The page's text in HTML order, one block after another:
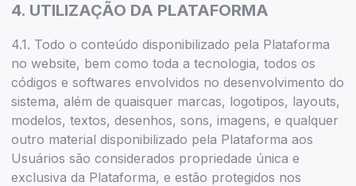
4. UTILIZAÇÃO DA PLATAFORMA
4.1. Todo o conteúdo disponibilizado pela Plataforma
no website, bem como toda a tecnologia, todos os
códigos e softwares envolvidos no desenvolvimento do
sistema, além de quaisquer marcas, logotipos, layouts,
modelos, textos, desenhos, sons, imagens, e qualquer
outro material disponibilizado pela Plataforma aos
Usuários são considerados propriedade única e
exclusiva da Plataforma, e estão protegidos nos